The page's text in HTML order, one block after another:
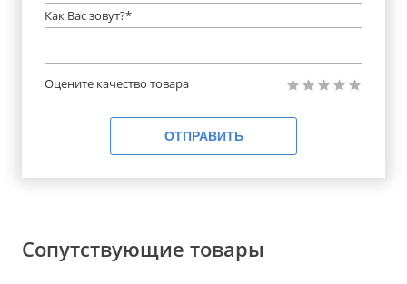
Как Вас зовут?*
Оцените качество товара
ОТПРАВИТЬ
Сопутствующие товары